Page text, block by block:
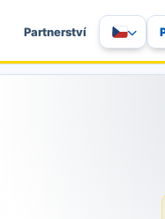
Partnerství